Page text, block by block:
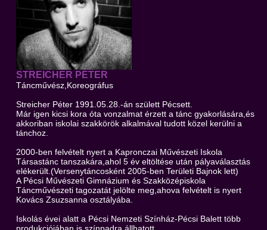
STREICHER PÉTER
Táncművész,Koreográfus
Streicher Péter 1991.05.28.-án születt Pécsett.
Már igen kicsi kora óta vonzalmat érzett a tánc gyakorlására,és
akkoriban iskolai szakkörök alkalmával tudott közel kerülni a
tánchoz.
2000-ben felvételt nyert a Kapronczai Művészeti Iskola
Társastánc tanszakára,ahol 5 év eltöltése után pályaválasztás
elékerült.(Versenytáncosként 2005-ben Területi Bajnok lett)
A Pécsi Művészeti Gimnázium és Szakközépiskola
Táncművészeti tagozatát jelölte meg,ahova felvételt is nyert
Kovács Zsuzsanna osztályába.
Iskolás évei alatt a Pécsi Nemzeti Színház-Pécsi Balett több